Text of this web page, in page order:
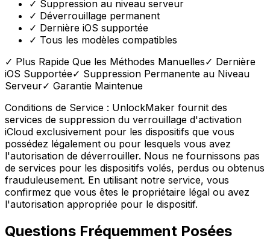
✓ Suppression au niveau serveur
✓ Déverrouillage permanent
✓ Dernière iOS supportée
✓ Tous les modèles compatibles
✓ Plus Rapide Que les Méthodes Manuelles✓ Dernière
iOS Supportée✓ Suppression Permanente au Niveau
Serveur✓ Garantie Maintenue
Conditions de Service : UnlockMaker fournit des
services de suppression du verrouillage d'activation
iCloud exclusivement pour les dispositifs que vous
possédez légalement ou pour lesquels vous avez
l'autorisation de déverrouiller. Nous ne fournissons pas
de services pour les dispositifs volés, perdus ou obtenus
frauduleusement. En utilisant notre service, vous
confirmez que vous êtes le propriétaire légal ou avez
l'autorisation appropriée pour le dispositif.
Questions Fréquemment Posées